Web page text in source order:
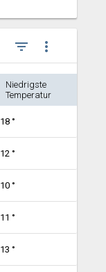
filter_list more_vert
Niedrigste
Temperatur
18 °
12 °
10 °
11 °
13 °